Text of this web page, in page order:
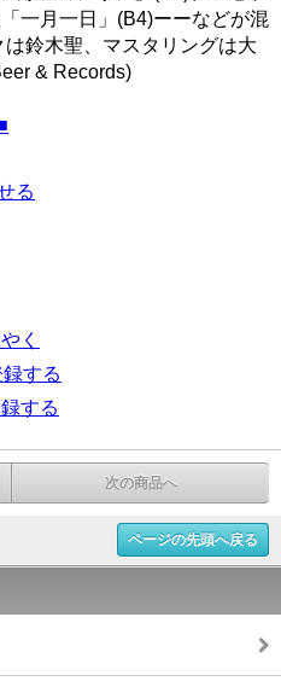
一月一日」(B4)ーーなどが混
鈴木聖、マスタリングは大
& Records)
る
く
する
する
次の商品へ
ページの先頭へ戻る